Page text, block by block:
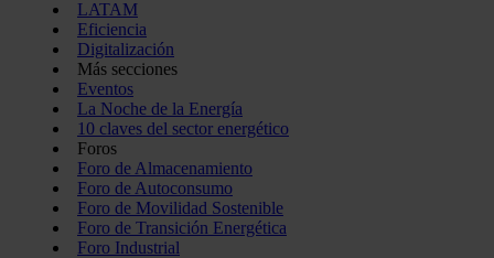
LATAM
Eficiencia
Digitalización
Más secciones
Eventos
La Noche de la Energía
10 claves del sector energético
Foros
Foro de Almacenamiento
Foro de Autoconsumo
Foro de Movilidad Sostenible
Foro de Transición Energética
Foro Industrial